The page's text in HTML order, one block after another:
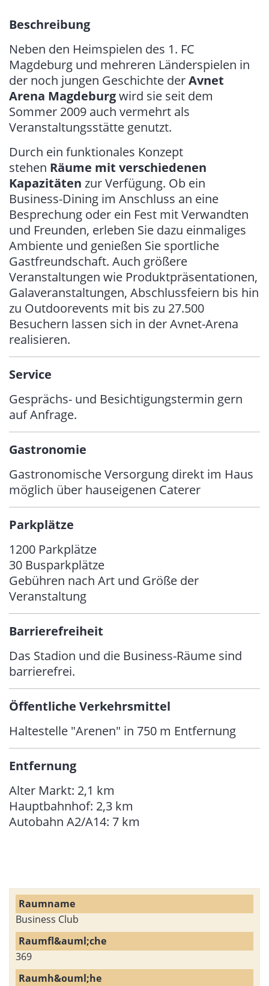
Beschreibung
Neben den Heimspielen des 1. FC
Magdeburg und mehreren Länderspielen in
der noch jungen Geschichte derAvnet
Arena Magdeburgwird sie seit dem
Sommer 2009 auch vermehrt als
Veranstaltungsstätte genutzt.
Durch ein funktionales Konzept
stehen Räume mit verschiedenen
Kapazitäten zur Verfügung. Ob ein
Business-Dining im Anschluss an eine
Besprechung oder ein Fest mit Verwandten
und Freunden, erleben Sie dazu einmaliges
Ambiente und genießen Sie sportliche
Gastfreundschaft. Auch größere
Veranstaltungen wie Produktpräsentationen,
Galaveranstaltungen, Abschlussfeiern bis hin
zu Outdoorevents mit bis zu 27.500
Besuchern lassen sich in der Avnet-Arena
realisieren.
Service
Gesprächs- und Besichtigungstermin gern
auf Anfrage.
Gastronomie
Gastronomische Versorgung direkt im Haus
möglich über hauseigenen Caterer
Parkplätze
1200 Parkplätze
30 Busparkplätze
Gebühren nach Art und Größe der
Veranstaltung
Barrierefreiheit
Das Stadion und die Business-Räume sind
barrierefrei.
Öffentliche Verkehrsmittel
Haltestelle "Arenen" in 750 m Entfernung
Entfernung
Alter Markt: 2,1 km
Hauptbahnhof: 2,3 km
Autobahn A2/A14: 7 km
Business Club
369